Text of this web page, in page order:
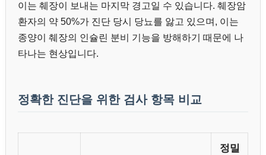
이는 췌장이 보내는 마지막 경고일 수 있습니다. 췌장암
환자의 약 50%가 진단 당시 당뇨를 앓고 있으며, 이는
종양이 췌장의 인슐린 분비 기능을 방해하기 때문에 나
타나는 현상입니다.
정확한 진단을 위한 검사 항목 비교
정밀